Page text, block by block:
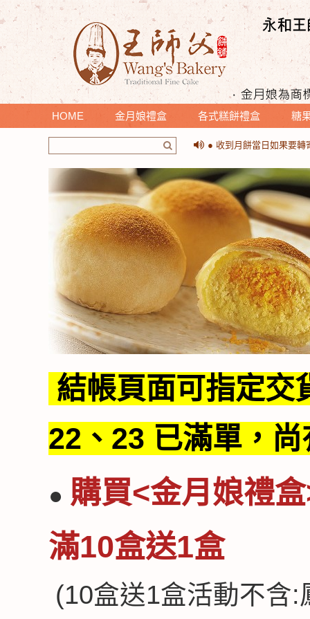
HOME 金月娘禮盒 各式糕餅禮盒 糖
＊提醒您收到月餅時，
● 收到月餅當日如果要轉
● 收到月餅當日如果要轉
結帳頁面可指定交
22、23 已滿單，
● 購買<金月娘禮
滿10盒送1盒
(10盒送1盒活動不含